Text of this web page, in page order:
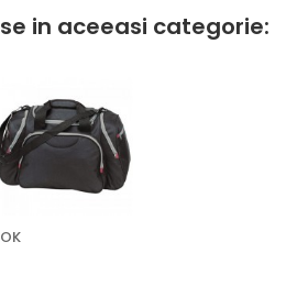
in aceeasi categorie: